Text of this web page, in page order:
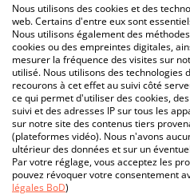
Nous utilisons des cookies et des
web. Certains d'entre eux sont
Nous utilisons également des
cookies ou des empreintes digitales,
mesurer la fréquence des visites sur
utilisé. Nous utilisons des technologies
recourons à cet effet au suivi côté
ce qui permet d'utiliser des cookies,
suivi et des adresses IP sur tous les
sur notre site des contenus tiers
(plateformes vidéo). Nous n'avons
ultérieur des données et sur un
Par votre réglage, vous acceptez les
pouvez révoquer votre consentement
légales BoD)